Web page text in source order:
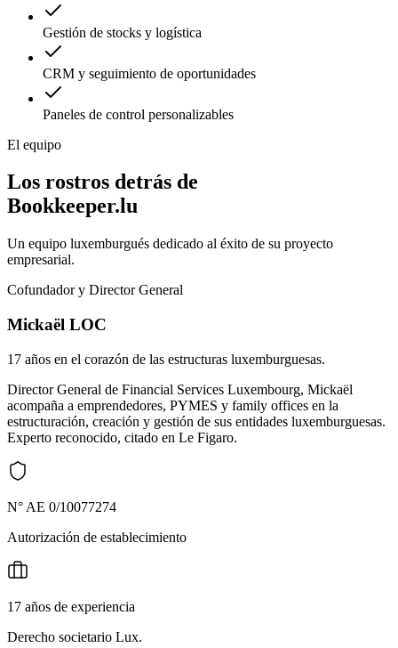
Gestión de stocks y logística
CRM y seguimiento de oportunidades
Paneles de control personalizables
El equipo
Los rostros detrás de
Bookkeeper.lu
Un equipo luxemburgués dedicado al éxito de su proyecto
empresarial.
Cofundador y Director General
Mickaël LOC
17 años en el corazón de las estructuras luxemburguesas.
Director General de Financial Services Luxembourg, Mickaël
acompaña a emprendedores, PYMES y family offices en la
estructuración, creación y gestión de sus entidades luxemburguesas.
Experto reconocido, citado en Le Figaro.
N° AE 0/10077274
Autorización de establecimiento
17 años de experiencia
Derecho societario Lux.